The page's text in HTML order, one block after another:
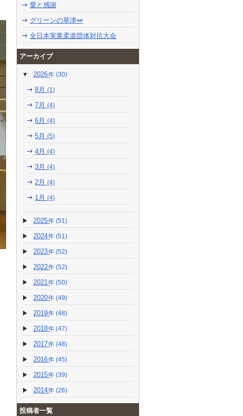
愛と感謝
グリーンの草津🫛
全日本実業柔道団体対抗大会
アーカイブ
2026 (30)
8月(1)
7月(4)
6月(4)
5月(5)
4月(4)
3月(4)
2月(4)
1月(4)
2025 (51)
2024 (51)
2023 (52)
2022 (52)
2021 (50)
2020 (49)
2019 (48)
2018 (47)
2017 (48)
2016 (45)
2015 (39)
2014 (26)
投稿者一覧